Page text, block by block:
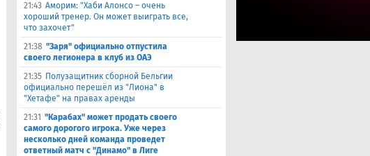
21:43 Аморим: "Хаби Алонсо – очень
хороший тренер. Он может выиграть все,
что захочет"
21:38 "Заря" официально отпустила
своего легионера в клуб из ОАЭ
21:35 Полузащитник сборной Бельгии
официально перешёл из "Лиона" в
"Хетафе" на правах аренды
21:31 "Карабах" может продать своего
самого дорогого игрока. Уже через
несколько дней команда проведет
ответный матч с "Динамо" в Лиге